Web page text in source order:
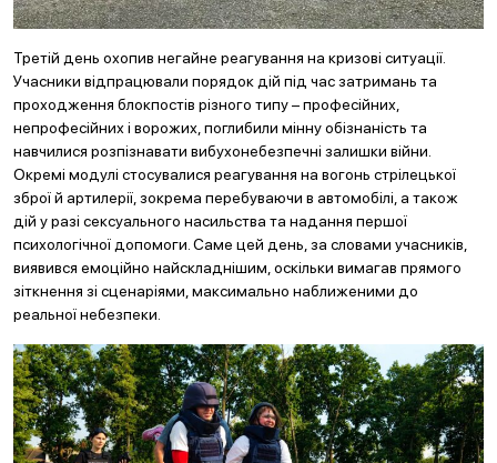
Третій день охопив негайне реагування на кризові ситуації.
Учасники відпрацювали порядок дій під час затримань та
проходження блокпостів різного типу – професійних,
непрофесійних і ворожих, поглибили мінну обізнаність та
навчилися розпізнавати вибухонебезпечні залишки війни.
Окремі модулі стосувалися реагування на вогонь стрілецької
зброї й артилерії, зокрема перебуваючи в автомобілі, а також
дій у разі сексуального насильства та надання першої
психологічної допомоги. Саме цей день, за словами учасників,
виявився емоційно найскладнішим, оскільки вимагав прямого
зіткнення зі сценаріями, максимально наближеними до
реальної небезпеки.